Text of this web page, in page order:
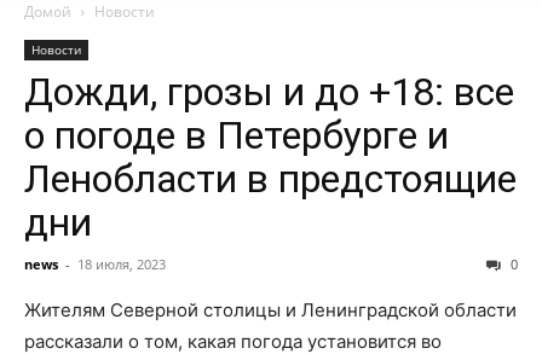
Домой Новости
Новости
Дожди, грозы и до +18: все
о погоде в Петербурге и
Ленобласти в предстоящие
дни
news - 18 июля, 2023 0
Жителям Северной столицы и Ленинградской области
рассказали о том, какая погода установится во